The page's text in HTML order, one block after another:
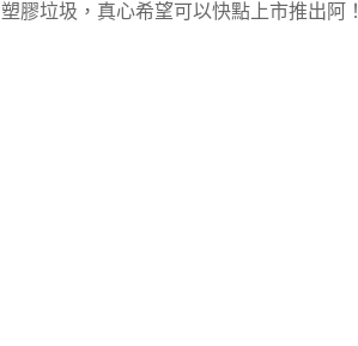
塑膠垃圾，真心希望可以快點上市推出阿！